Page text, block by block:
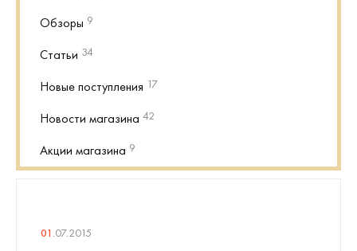
Обзоры 9
Статьи 34
Новые поступления 17
Новости магазина 42
Акции магазина 9
01 .07.2015